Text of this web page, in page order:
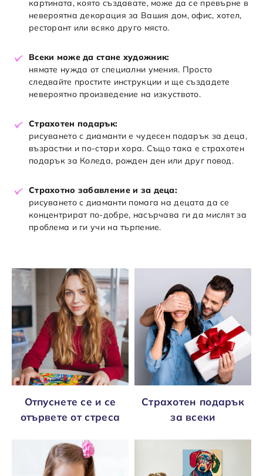
картината, която създавате, може да се превърне в
невероятна декорация за Вашия дом, офис, хотел,
ресторант или всяко друго място.
Всеки може да стане художник:
нямате нужда от специални умения. Просто
следвайте простите инструкции и ще създадете
невероятно произведение на изкуството.
Страхотен подарък:
рисуването с диаманти е чудесен подарък за деца,
възрастни и по-стари хора. Също така е страхотен
подарък за Коледа, рожден ден или друг повод.
Страхотно забавление и за деца:
рисуването с диаманти помага на децата да се
концентрират по-добре, насърчава ги да мислят за
проблема и ги учи на търпение.
Отпуснете се и се
отървете от стреса
Страхотен подарък
за всеки